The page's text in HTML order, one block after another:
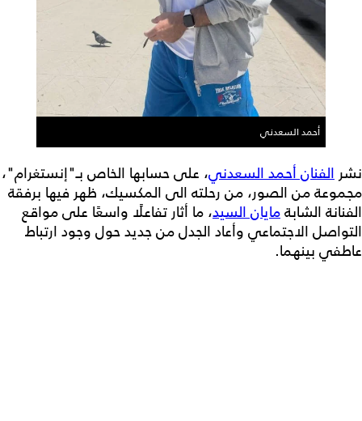
أحمد السعدني
نشر الفنان أحمد السعدني، على حسابها الخاص بـ"إنستغرام"،
مجموعة من الصور، من رحلته الى المكسيك، ظهر فيها برفقة
الفنانة الشابةمايان السيد، ما أثار تفاعلًا واسعًا على مواقع
التواصل الاجتماعي وأعاد الجدل من جديد حول وجود ارتباط
عاطفي بينهما.